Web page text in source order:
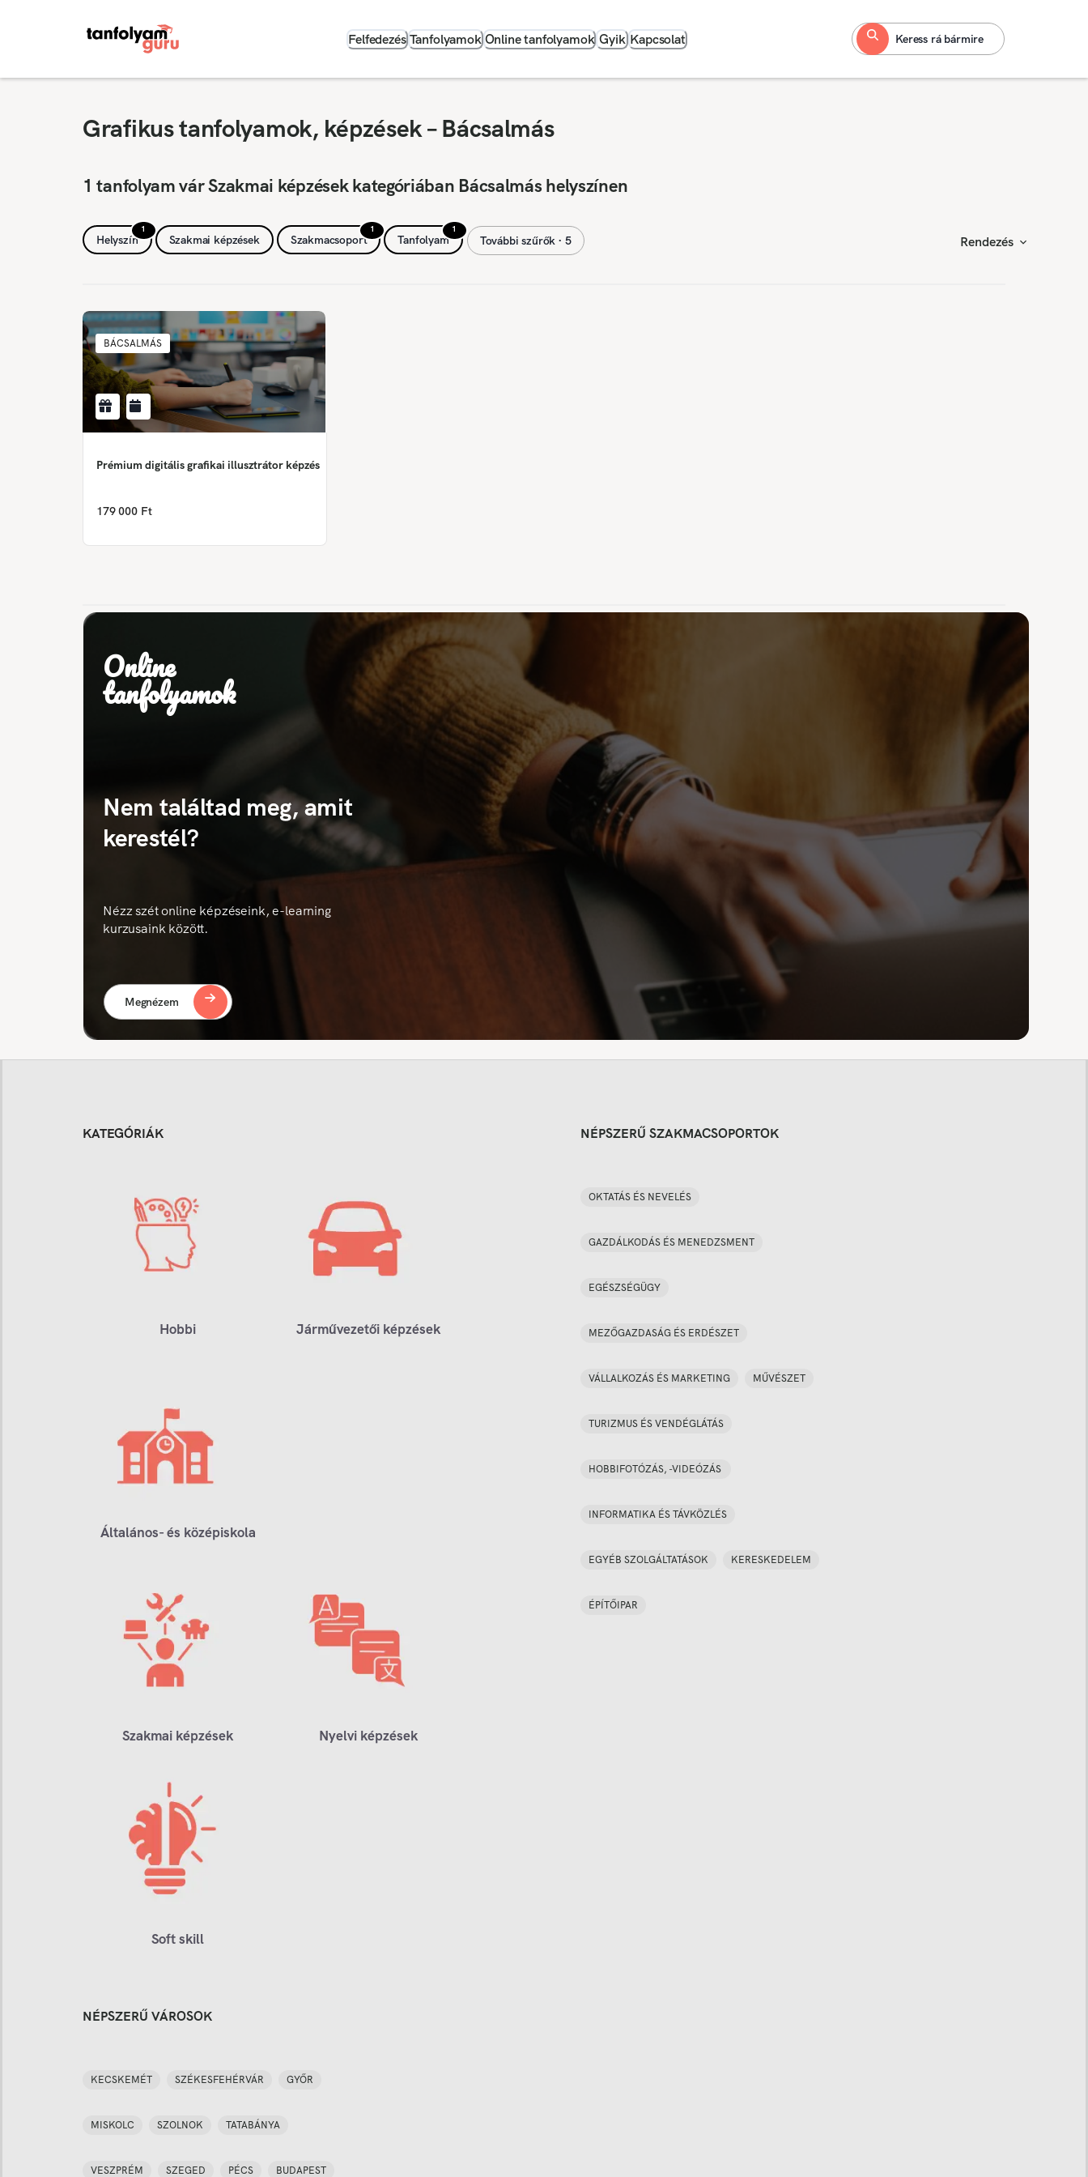
Felfedezés Tanfolyamok Online tanfolyamok Gyik Kapcsolat Keress rá bármire
Grafikus tanfolyamok, képzések – Bácsalmás
1 tanfolyam vár Szakmai képzések kategóriában Bácsalmás helyszínen
1
Helyszín Szakmai képzések
1
Szakmacsoport
1
Tanfolyam További szűrők ∙ 5 Rendezés
BÁCSALMÁS
Prémium digitális grafikai illusztrátor képzés
179 000 Ft
Online
tanfolyamok
Nem találtad meg, amit
kerestél?
Nézz szét online képzéseink, e-learning
kurzusaink között.
Megnézem
KATEGÓRIÁK
Hobbi Járművezetői képzések
Általános- és középiskola
Szakmai képzések Nyelvi képzések
Soft skill
NÉPSZERŰ SZAKMACSOPORTOK
OKTATÁS ÉS NEVELÉS
GAZDÁLKODÁS ÉS MENEDZSMENT
EGÉSZSÉGÜGY
MEZŐGAZDASÁG ÉS ERDÉSZET
VÁLLALKOZÁS ÉS MARKETING MŰVÉSZET
TURIZMUS ÉS VENDÉGLÁTÁS
HOBBIFOTÓZÁS, -VIDEÓZÁS
INFORMATIKA ÉS TÁVKÖZLÉS
EGYÉB SZOLGÁLTATÁSOK KERESKEDELEM
ÉPÍTŐIPAR
NÉPSZERŰ VÁROSOK
KECSKEMÉT SZÉKESFEHÉRVÁR GYŐR
MISKOLC SZOLNOK TATABÁNYA
VESZPRÉM SZEGED PÉCS BUDAPEST